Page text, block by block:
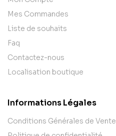
Mes Commandes
Liste de souhaits
Faq
Contactez-nous
Localisation boutique
Informations Légales
Conditions Générales de Vente